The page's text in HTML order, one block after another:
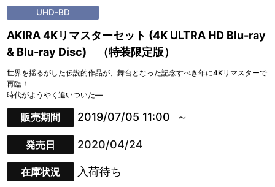
UHD-BD
AKIRA 4Kリマスターセット (4K ULTRA HD Blu-ray
& Blu-ray Disc) （特装限定版）
世界を揺るがした伝説的作品が、舞台となった記念すべき年に4Kリマスターで
再臨！
時代がようやく追いついた―
販売期間 2019/07/05 11:00
発売日 2020/04/24
在庫状況 入荷待ち